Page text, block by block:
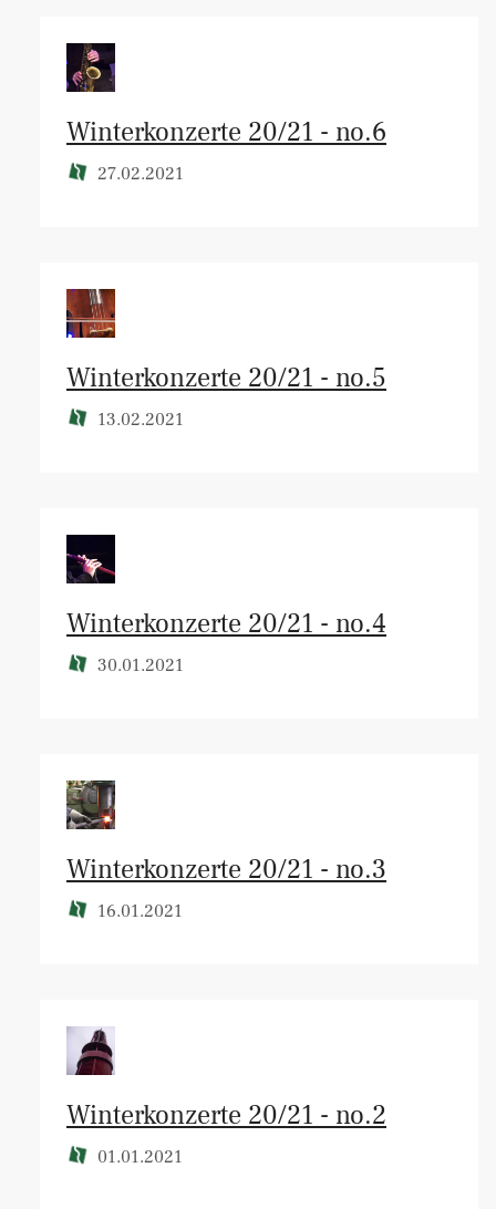
Winterkonzerte 20/21 - no.6
27.02.2021
Winterkonzerte 20/21 - no.5
13.02.2021
Winterkonzerte 20/21 - no.4
30.01.2021
Winterkonzerte 20/21 - no.3
16.01.2021
Winterkonzerte 20/21 - no.2
01.01.2021